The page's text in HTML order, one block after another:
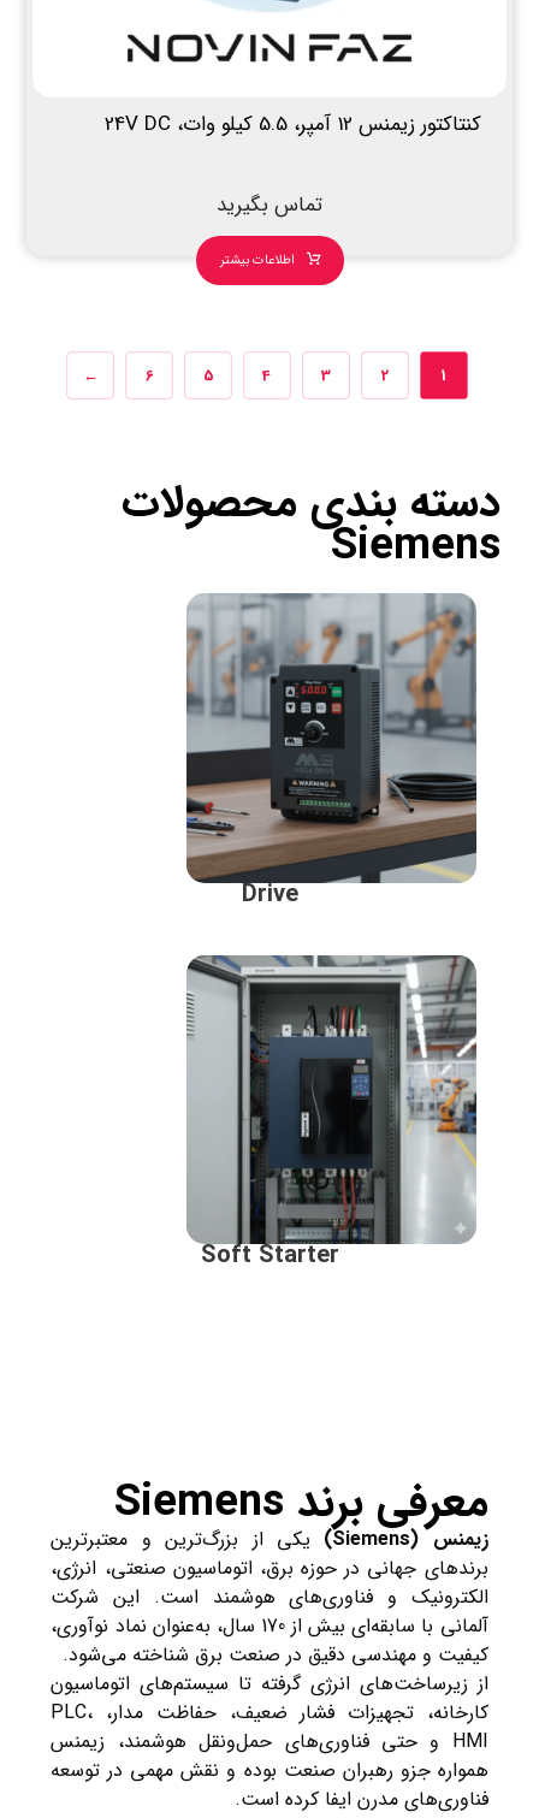
کنتاکتور زیمنس 12 آمپر، 5.5 کیلو وات، 24V DC
تماس بگیرید
اطلاعات بیشتر
1
2
3
4
5
6
←
دسته بندی محصولات
Siemens
Drive
Soft Starter
معرفی برند Siemens
زیمنس (Siemens)
یکی از بزرگ‌ترین و معتبرترین
برندهای جهانی در حوزه برق، اتوماسیون صنعتی، انرژی،
الکترونیک و فناوری‌های هوشمند است. این شرکت
آلمانی با سابقه‌ای بیش از 170 سال، به‌عنوان نماد نوآوری،
کیفیت و مهندسی دقیق در صنعت برق شناخته می‌شود.
از زیرساخت‌های انرژی گرفته تا سیستم‌های اتوماسیون
کارخانه، تجهیزات فشار ضعیف، حفاظت مدار، PLC،
HMI و حتی فناوری‌های حمل‌ونقل هوشمند، زیمنس
همواره جزو رهبران صنعت بوده و نقش مهمی در توسعه
فناوری‌های مدرن ایفا کرده است.